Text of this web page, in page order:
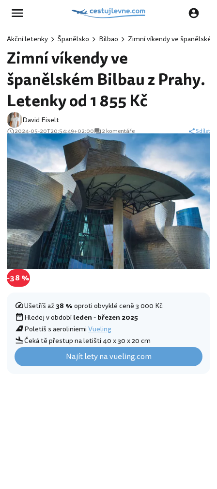
Akční letenky Španělsko Bilbao Zimní víkendy ve
Zimní víkendy ve
španělském Bilbau z Prahy.
Letenky od 1 855 Kč
David Eiselt
2024-05-20T20:54:49+02:00 2 komentáře Sdílet
-38 %
Ušetříš až38 %oproti obvyklé ceně 3 000 Kč
Hledej v obdobíleden - březen 2025
Poletíš s aeroliniemiVueling
Čeká tě přestup na letišti 40 x 30 x 20 cm
Najít lety na vueling.com